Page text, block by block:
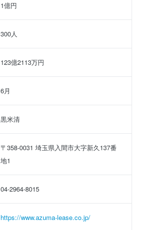
1億円
300人
123億2113万円
6月
黒米清
〒358-0031 埼玉県入間市大字新久137番
地1
04-2964-8015
https://www.azuma-lease.co.jp/